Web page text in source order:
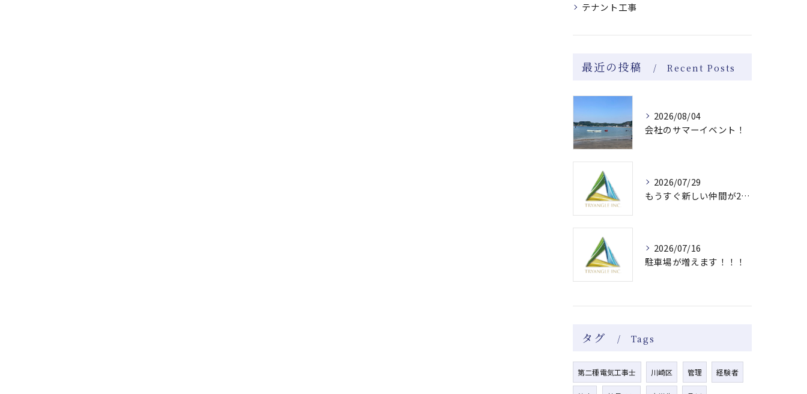
テナント工事
最近の投稿 Recent Posts
2026/08/04
会社のサマーイベント！
2026/07/29
もうすぐ新しい仲間が2人増えます✨
2026/07/16
駐車場が増えます！！！
タグ Tags
第二種電気工事士 川崎区 管理 経験者